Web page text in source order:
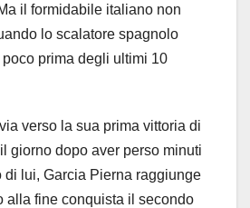
il formidabile italiano non
lo scalatore spagnolo
prima degli ultimi 10
verso la sua prima vittoria di
giorno dopo aver perso minuti
di lui, Garcia Pierna raggiunge
alla fine conquista il secondo